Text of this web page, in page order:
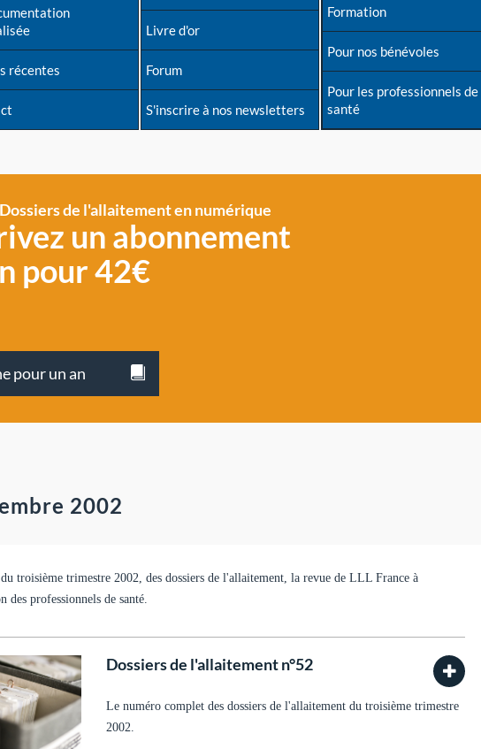
récentes
Livre d'or
Forum
S'inscrire à nos newsletters
Formation
Pour nos bénévoles
Pour les professionnels de
santé
de l'allaitement en numérique
un abonnement
pour 42€
pour un an
2002
troisième trimestre 2002, des dossiers de l'allaitement, la revue de LLL France à
des professionnels de santé.
Dossiers de l'allaitement n°52
Le numéro complet des dossiers de l'allaitement du troisième trimestre
2002.